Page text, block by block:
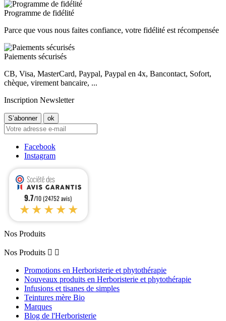
Programme de fidélité
Parce que vous nous faites confiance, votre fidélité est récompensée
Paiements sécurisés
CB, Visa, MasterCard, Paypal, Paypal en 4x, Bancontact, Sofort,
chèque, virement bancaire, ...
Inscription Newsletter
Facebook
Instagram
9.7/10 (24752 avis)
★★★★★
Nos Produits
Nos Produits  
Promotions en Herboristerie et phytothérapie
Nouveaux produits en Herboristerie et phytothérapie
Infusions et tisanes de simples
Teintures mère Bio
Marques
Blog de l'Herboristerie